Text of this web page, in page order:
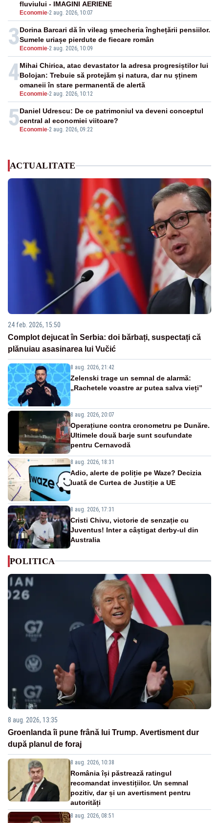
Economie-2 aug. 2026, 10:07
fluviului - IMAGINI AERIENE
3 Economie-2 aug. 2026, 10:09
Dorina Barcari dă în vileag șmecheria înghețării pensiilor.
Sumele uriașe pierdute de fiecare român
4
Economie-2 aug. 2026, 10:12
Mihai Chirica, atac devastator la adresa progresiștilor lui
Bolojan: Trebuie să protejăm și natura, dar nu șținem
omaneii în stare permanentă de alertă
5 Economie-2 aug. 2026, 09:22
Daniel Udrescu: De ce patrimoniul va deveni conceptul
central al economiei viitoare?
ACTUALITATE
24 feb. 2026, 15:50
Complot dejucat în Serbia: doi bărbați, suspectați că
plănuiau asasinarea lui Vučić
8 aug. 2026, 21:42
Zelenski trage un semnal de alarmă:
„Rachetele voastre ar putea salva vieți”
8 aug. 2026, 20:07
Operațiune contra cronometru pe Dunăre.
Ultimele două barje sunt scufundate
pentru Cernavodă
8 aug. 2026, 18:31
Adio, alerte de poliție pe Waze? Decizia
luată de Curtea de Justiție a UE
8 aug. 2026, 17:31
Cristi Chivu, victorie de senzație cu
Juventus! Inter a câștigat derby-ul din
Australia
POLITICA
8 aug. 2026, 13:35
Groenlanda îi pune frână lui Trump. Avertisment dur
după planul de foraj
8 aug. 2026, 10:38
România își păstrează ratingul
recomandat investițiilor. Un semnal
pozitiv, dar și un avertisment pentru
autorități
8 aug. 2026, 08:51